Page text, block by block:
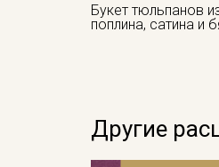
Букет тюльпанов
поплина, сатина и
Другие